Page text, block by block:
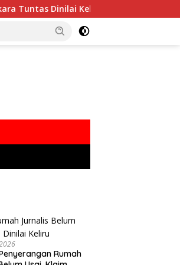
Keliru Polemik MBG Dengan
Rumah